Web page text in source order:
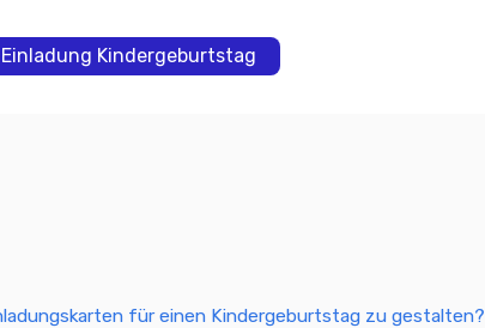
Kindergeburtstag
für einen Kindergeburtstag zu gestalten?